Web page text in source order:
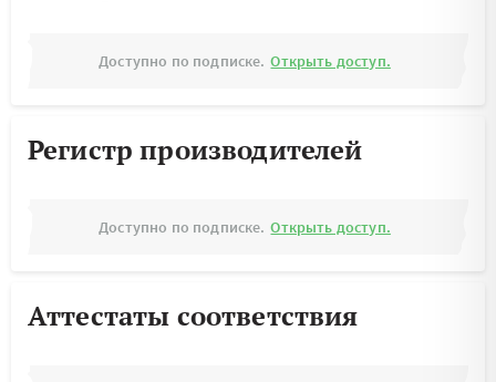
Доступно по подписке. Открыть доступ.
Регистр производителей
Доступно по подписке. Открыть доступ.
Аттестаты соответствия